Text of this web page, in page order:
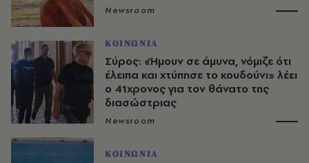
Newsroom
ΚΟΙΝΩΝΙΑ
Σύρος: «Ήμουν σε άμυνα, νόμιζε ότι
έλειπα και χτύπησε το κουδούνι» λέει
ο 41χρονος για τον θάνατο της
διασώστριας
Newsroom
ΚΟΙΝΩΝΙΑ